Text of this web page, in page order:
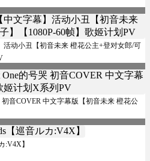
动小丑【初音未来 橙花公主+登对女郎/可
音COVER 中文字幕版【初音未来 橙花公
:V4X】